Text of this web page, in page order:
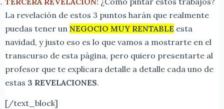
La revelación de estos 3 puntos harán que realmente
puedas tener un NEGOCIO MUY RENTABLE esta
navidad, y justo eso es lo que vamos a mostrarte en el
transcurso de esta página, pero quiero presentarte al
profesor que te explicara detalle a detalle cada uno de
estas 3 REVELACIONES.
[/text_block]